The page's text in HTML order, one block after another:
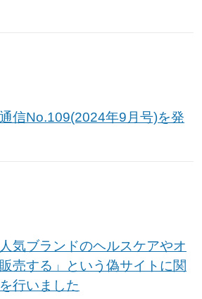
信No.109(2024年9月号)を発
気ブランドのヘルスケアやオ
売する」という偽サイトに関
行いました